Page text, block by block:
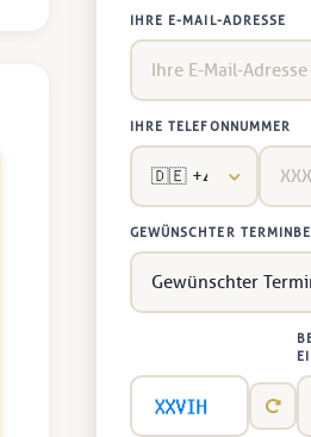
IHRE E-MAIL-ADRESSE
IHRE TELEFONNUMMER
GEWÜNSCHTER